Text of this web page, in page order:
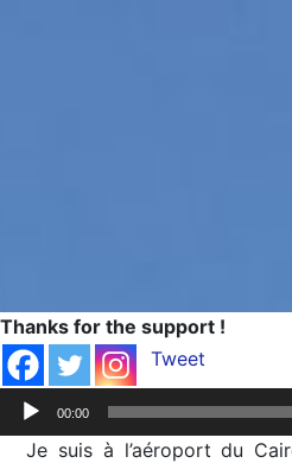
Thanks for the support !
Tweet
Lecteur
audio
00:00
Je suis à l’aéroport du